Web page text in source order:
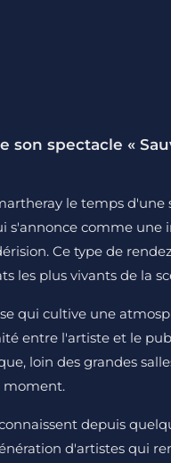
son spectacle «
le temps d'une
s'annonce comme
Ce type de
les plus vivants de la
qui cultive une
entre l'artiste et le
loin des grandes
moment.
depuis
d'artistes qui